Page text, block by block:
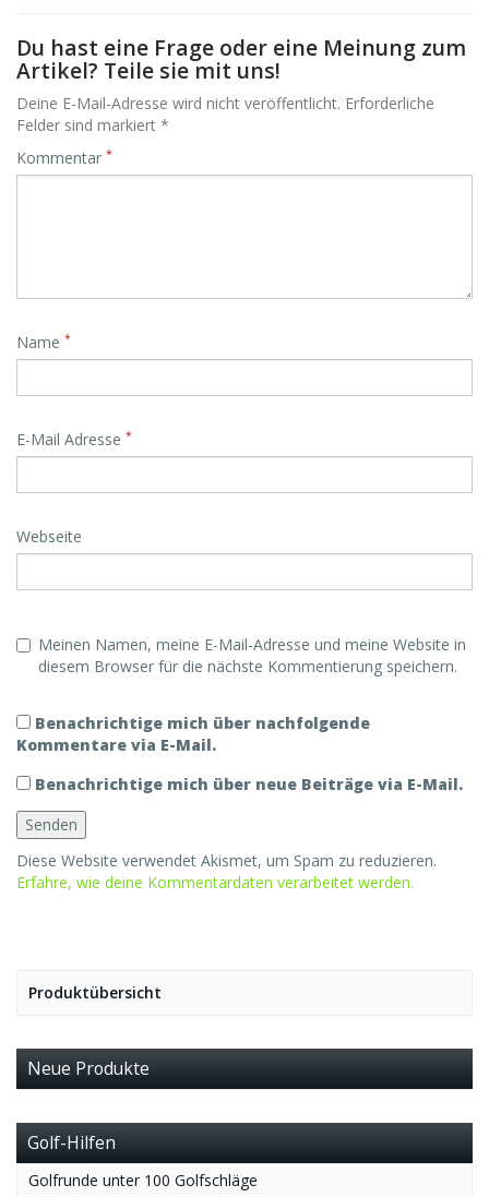
Du hast eine Frage oder eine Meinung zum
Artikel? Teile sie mit uns!
Deine E-Mail-Adresse wird nicht veröffentlicht. Erforderliche
Felder sind markiert *
Kommentar *
Name *
E-Mail Adresse *
Webseite
Meinen Namen, meine E-Mail-Adresse und meine Website in
diesem Browser für die nächste Kommentierung speichern.
Benachrichtige mich über nachfolgende
Kommentare via E-Mail.
Benachrichtige mich über neue Beiträge via E-Mail.
Diese Website verwendet Akismet, um Spam zu reduzieren.
Erfahre, wie deine Kommentardaten verarbeitet werden.
Produktübersicht
Neue Produkte
Golf-Hilfen
Golfrunde unter 100 Golfschläge